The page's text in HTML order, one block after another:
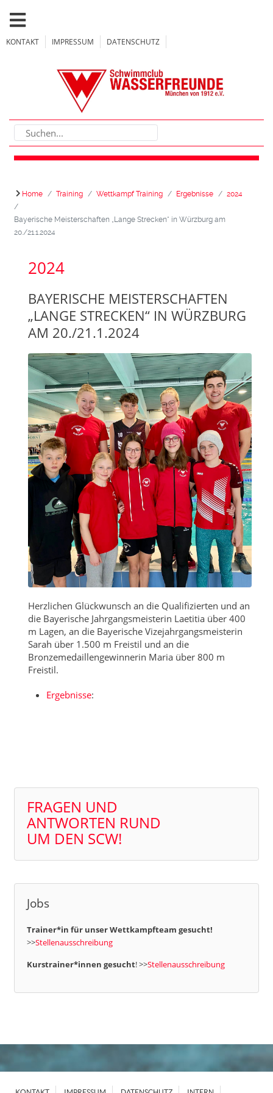
KONTAKT IMPRESSUM DATENSCHUTZ
Home Training Wettkampf Training Ergebnisse 2024
Bayerische Meisterschaften „Lange Strecken“ in Würzburg am
20./21.1.2024
2024
BAYERISCHE MEISTERSCHAFTEN
„LANGE STRECKEN“ IN WÜRZBURG
AM 20./21.1.2024
Herzlichen Glückwunsch an die Qualifizierten und an
die Bayerische Jahrgangsmeisterin Laetitia über 400
m Lagen, an die Bayerische Vizejahrgangsmeisterin
Sarah über 1.500 m Freistil und an die
Bronzemedaillengewinnerin Maria über 800 m
Freistil.
Ergebnisse:
FRAGEN UND
ANTWORTEN RUND
UM DEN SCW!
Jobs
Trainer*in für unser Wettkampfteam gesucht!
>>Stellenausschreibung
Kurstrainer*innen gesucht! >>Stellenausschreibung